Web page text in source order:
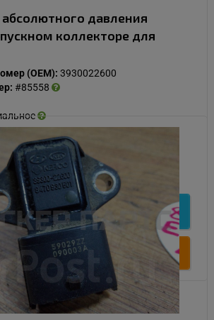
давления
коллекторе для
(OEM): 3930022600
#85558
1 000
Подробнее
Купить